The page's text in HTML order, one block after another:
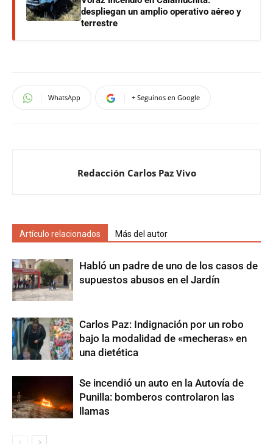
despliegan un amplio operativo aéreo y
terrestre
WhatsApp + Seguinos en Google
Redacción Carlos Paz Vivo
Artículo relacionados Más del autor
Habló un padre de uno de los casos de
supuestos abusos en el Jardín
Carlos Paz: Indignación por un robo
bajo la modalidad de «mecheras» en
una dietética
Se incendió un auto en la Autovía de
Punilla: bomberos controlaron las
llamas